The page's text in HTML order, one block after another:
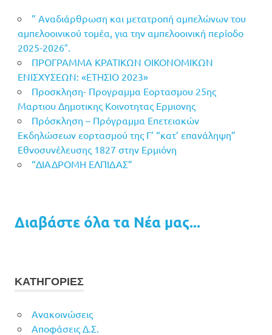
” Αναδιάρθρωση και μετατροπή αμπελώνων του
αμπελοοινικού τομέα, για την αμπελοοινική περίοδο
2025-2026″.
ΠΡΟΓΡΑΜΜΑ ΚΡΑΤΙΚΩΝ ΟΙΚΟΝΟΜΙΚΩΝ
ΕΝΙΣΧΥΣΕΩΝ: «ΕΤΗΣΙΟ 2023»
Προσκληση- Προγραμμα Εορτασμου 25ης
Μαρτιου Δημοτικης Κοινοτητας Ερμιονης
Πρόσκληση – Πρόγραμμα Επετειακών
Εκδηλώσεων εορτασμού της Γ’ “κατ’ επανάληψη”
Εθνοσυνέλευσης 1827 στην Ερμιόνη
“ΔΙΑΔΡΟΜΗ ΕΛΠΙΔΑΣ”
Διαβάστε όλα τα Νέα μας...
ΚΑΤΗΓΟΡΙΕΣ
Ανακοινώσεις
Αποφάσεις Δ.Σ.